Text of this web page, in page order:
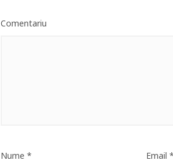
Comentariu
Nume * Email *